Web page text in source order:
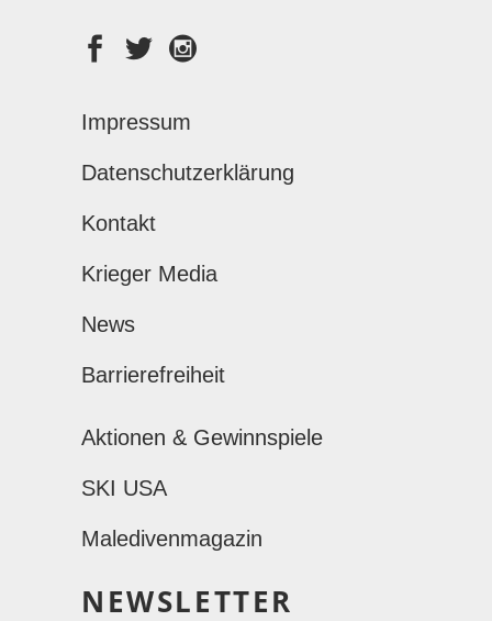
Impressum
Datenschutzerklärung
Kontakt
Krieger Media
News
Barrierefreiheit
Aktionen & Gewinnspiele
SKI USA
Maledivenmagazin
NEWSLETTER